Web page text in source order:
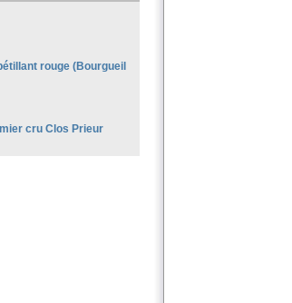
rouge (Bourgueil
cru Clos Prieur